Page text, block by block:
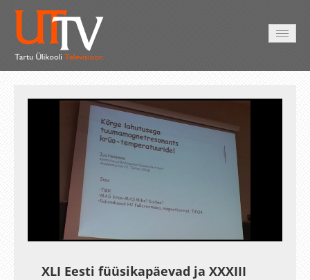
Unmute
2.74%
XLI Eesti füüsikapäevad ja XXXIII